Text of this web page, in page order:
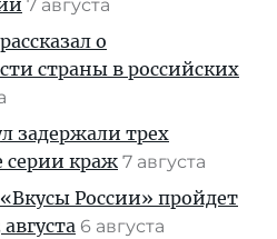
7 августа
о
страны в российских
задержали трех
серии краж 7 августа
России» пройдет
6 августа